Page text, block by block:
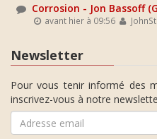
Corrosion - Jon Bassoff
avant hier à 09:56
Newsletter
Pour vous tenir informé des
inscrivez-vous à notre